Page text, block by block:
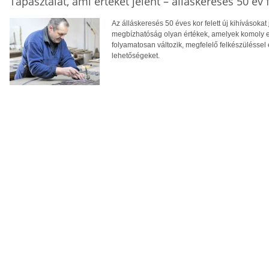
Az álláskeresés 50 éves kor felett új
megbízhatóság olyan értékek, amelyek komoly
folyamatosan változik, megfelelő
lehetőségeket.